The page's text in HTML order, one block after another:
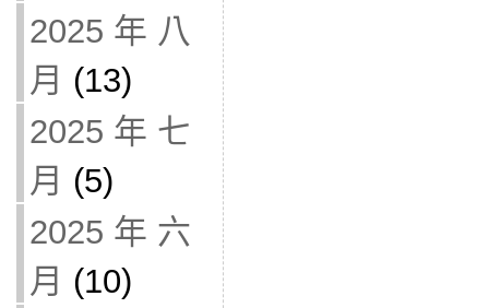
2025 年 八
月 (13)
2025 年 七
月 (5)
2025 年 六
月 (10)